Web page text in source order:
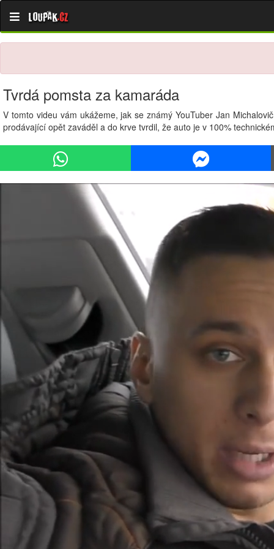
Loupak.cz
Tvrdá pomsta za kamaráda
V tomto videu vám ukážeme, jak se známý YouTuber Jan
prodávající opět zaváděl a do krve tvrdil, že auto je v 100%